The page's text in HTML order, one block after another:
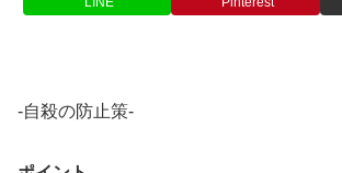
-自殺の防止策-